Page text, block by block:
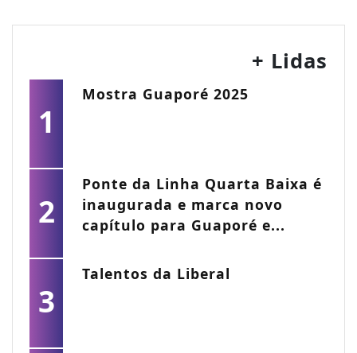
+ Lidas
1
Mostra Guaporé 2025
2
Ponte da Linha Quarta Baixa é
inaugurada e marca novo
capítulo para Guaporé e...
3
Talentos da Liberal